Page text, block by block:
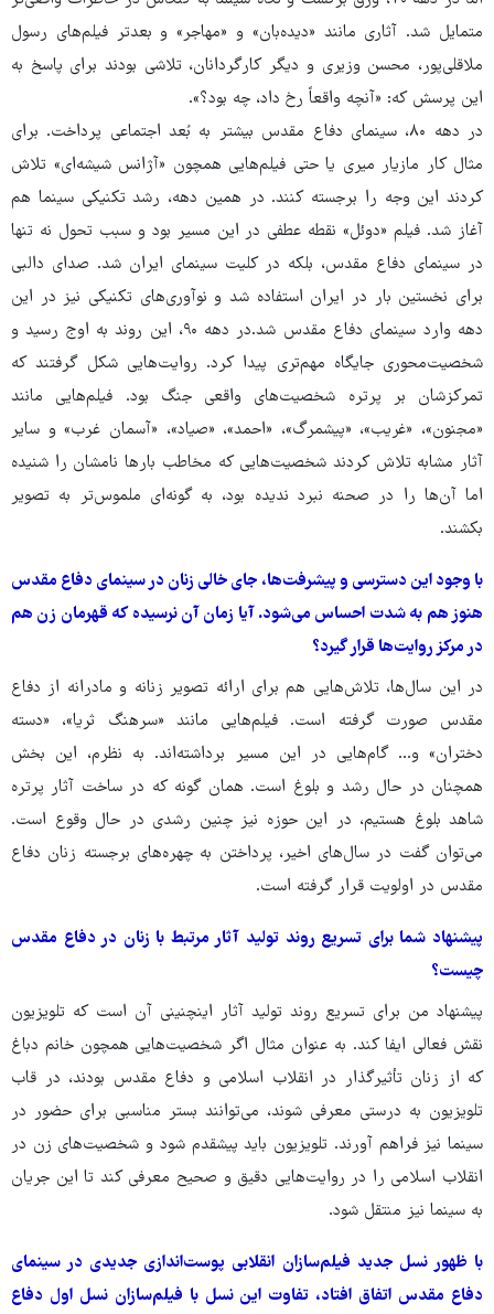
متمایل شد. آثاری مانند «دیده‌بان» و «مهاجر» و بعدتر فیلم‌های رسول
ملاقلی‌پور، محسن وزیری و دیگر کارگردانان، تلاشی بودند برای پاسخ به
این پرسش که: «آنچه واقعاً رخ داد، چه بود؟».
در دهه ۸۰، سینمای دفاع مقدس بیشتر به بُعد اجتماعی پرداخت. برای
مثال کار مازیار میری یا حتی فیلم‌هایی همچون «آژانس شیشه‌ای» تلاش
کردند این وجه را برجسته کنند. در همین دهه، رشد تکنیکی سینما هم
آغاز شد. فیلم «دوئل» نقطه‌ عطفی در این مسیر بود و سبب تحول نه‌ تنها
در سینمای دفاع مقدس، بلکه در کلیت سینمای ایران شد. صدای دالبی
برای نخستین بار در ایران استفاده شد و نوآوری‌های تکنیکی نیز در این
دهه وارد سینمای دفاع مقدس شد.در دهه ۹۰، این روند به اوج رسید و
شخصیت‌محوری جایگاه مهم‌تری پیدا کرد. روایت‌هایی شکل گرفتند که
تمرکزشان بر پرتره‌ شخصیت‌های واقعی جنگ بود. فیلم‌هایی مانند
«مجنون»، «غریب»، «پیشمرگ»، «احمد»، «صیاد»، «آسمان غرب» و سایر
آثار مشابه تلاش کردند شخصیت‌هایی که مخاطب بارها نامشان را شنیده
اما آن‌ها را در صحنه نبرد ندیده بود، به ‌گونه‌ای ملموس‌تر به تصویر
بکشند.
با وجود این دسترسی و پیشرفت‌ها، جای خالی زنان در سینمای دفاع مقدس
هنوز هم به ‌شدت احساس می‌شود. آیا زمان آن نرسیده که قهرمان زن هم
در مرکز روایت‌ها قرار گیرد؟
در این سال‌ها، تلاش‌هایی هم برای ارائه‌ تصویر زنانه و مادرانه از دفاع
مقدس صورت گرفته است. فیلم‌هایی مانند «سرهنگ ثریا»، «دسته
دختران» و... گام‌هایی در این مسیر برداشته‌اند. به ‌نظرم، این بخش
همچنان در حال رشد و بلوغ است. همان‌ گونه که در ساخت آثار پرتره
شاهد بلوغ هستیم، در این حوزه نیز چنین رشدی در حال وقوع است.
می‌توان گفت در سال‌های اخیر، پرداختن به چهره‌های برجسته‌ زنان دفاع
مقدس در اولویت قرار گرفته است.
پیشنهاد شما برای تسریع روند تولید آثار مرتبط با زنان در دفاع مقدس
چیست؟
پیشنهاد من برای تسریع روند تولید آثار اینچنینی آن است که تلویزیون
نقش فعالی ایفا کند. به‌ عنوان مثال اگر شخصیت‌هایی همچون خانم دباغ
که از زنان تأثیرگذار در انقلاب اسلامی و دفاع مقدس بودند، در قاب
تلویزیون به‌ درستی معرفی شوند، می‌توانند بستر مناسبی برای حضور در
سینما نیز فراهم آورند. تلویزیون باید پیشقدم شود و شخصیت‌های زن در
انقلاب اسلامی را در روایت‌هایی دقیق و صحیح معرفی کند تا این جریان
به سینما نیز منتقل شود.
با ظهور نسل جدید فیلم‌سازان انقلابی پوست‌اندازی جدیدی در سینمای
دفاع مقدس اتفاق افتاد، تفاوت این نسل با فیلم‌سازان نسل اول دفاع